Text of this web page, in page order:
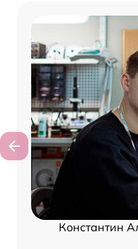
Константин